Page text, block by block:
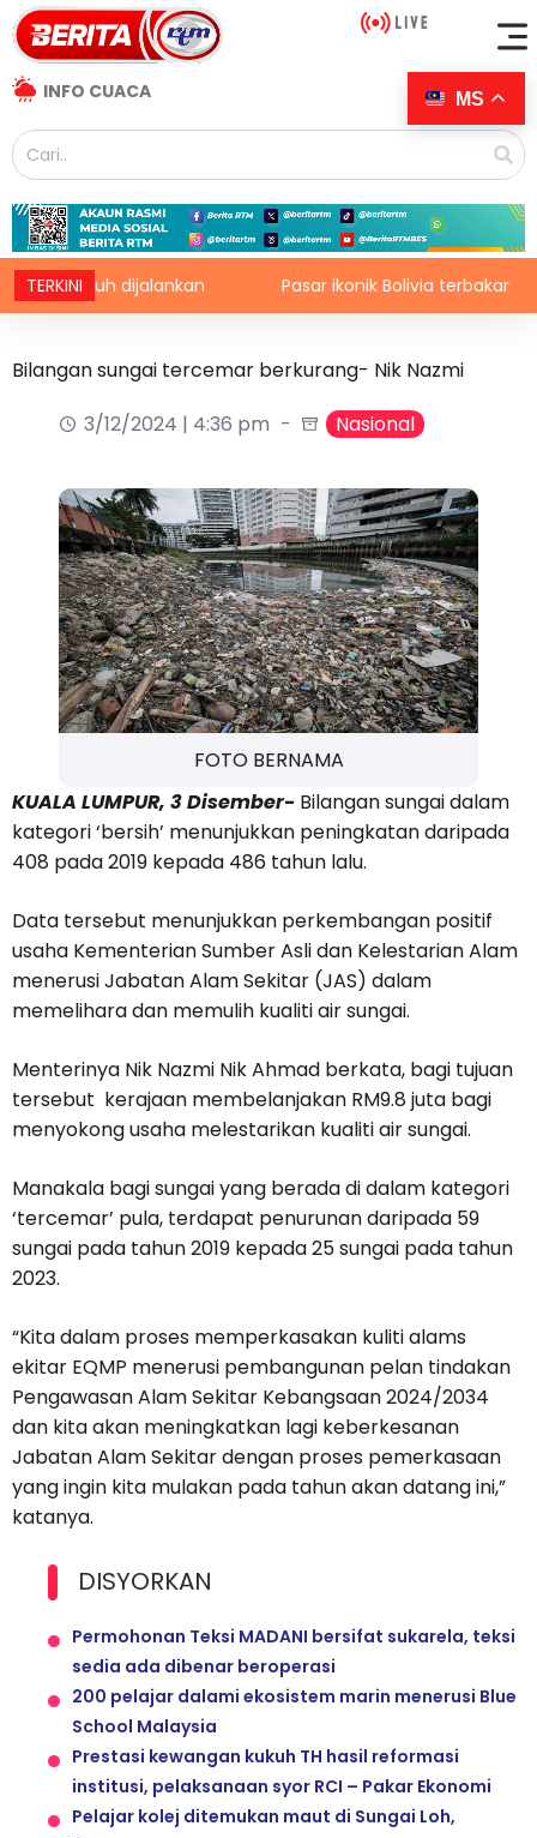
INFO CUACA
TERKINIdijalankan Pasar ikonik Bolivia terbakar
Bilangan sungai tercemar berkurang- Nik Nazmi
3/12/2024 | 4:36 pm
Nasional
FOTO BERNAMA
KUALA LUMPUR, 3 Disember- Bilangan sungai dalam
kategori ‘bersih’ menunjukkan peningkatan daripada
408 pada 2019 kepada 486 tahun lalu.
Data tersebut menunjukkan perkembangan positif
usaha Kementerian Sumber Asli dan Kelestarian Alam
menerusi Jabatan Alam Sekitar (JAS) dalam
memelihara dan memulih kualiti air sungai.
Menterinya Nik Nazmi Nik Ahmad berkata, bagi tujuan
tersebut kerajaan membelanjakan RM9.8 juta bagi
menyokong usaha melestarikan kualiti air sungai.
Manakala bagi sungai yang berada di dalam kategori
‘tercemar’ pula, terdapat penurunan daripada 59
sungai pada tahun 2019 kepada 25 sungai pada tahun
2023.
“Kita dalam proses memperkasakan kuliti alams
ekitar EQMP menerusi pembangunan pelan tindakan
Pengawasan Alam Sekitar Kebangsaan 2024/2034
dan kita akan meningkatkan lagi keberkesanan
Jabatan Alam Sekitar dengan proses pemerkasaan
yang ingin kita mulakan pada tahun akan datang ini,”
katanya.
DISYORKAN
Permohonan Teksi MADANI bersifat sukarela, teksi
sedia ada dibenar beroperasi
200 pelajar dalami ekosistem marin menerusi Blue
School Malaysia
Prestasi kewangan kukuh TH hasil reformasi
institusi, pelaksanaan syor RCI – Pakar Ekonomi
Pelajar kolej ditemukan maut di Sungai Loh,
MS